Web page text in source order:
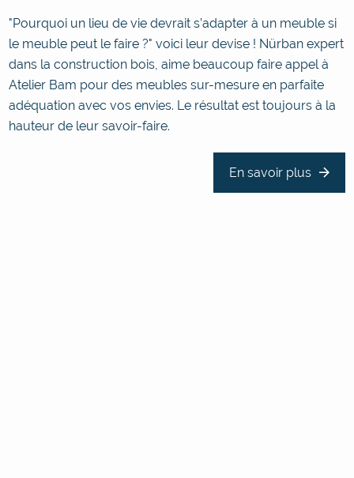
"Pourquoi un lieu de vie devrait s’adapter à un meuble si
le meuble peut le faire ?" voici leur devise ! Nürban expert
dans la construction bois, aime beaucoup faire appel à
Atelier Bam pour des meubles sur-mesure en parfaite
adéquation avec vos envies. Le résultat est toujours à la
hauteur de leur savoir-faire.
En savoir plus